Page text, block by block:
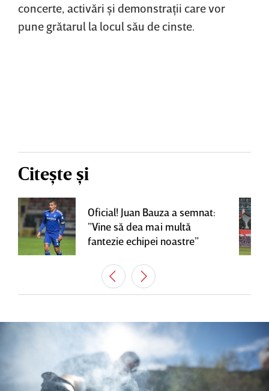
concerte, activări şi demonstraţii care vor
pune grătarul la locul său de cinste.
Citește și
Oficial! Juan Bauza a semnat:
”Vine să dea mai multă
fantezie echipei noastre”